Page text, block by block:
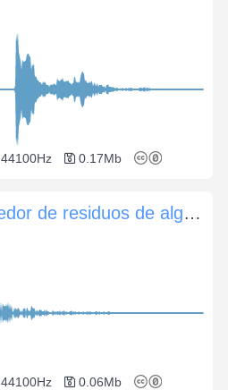
44100Hz 0.17Mb
Puerta del contenedor de residuos de algodón
44100Hz 0.06Mb